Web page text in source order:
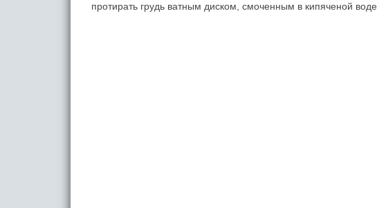
протирать грудь ватным диском, смоченным в кипяченой воде.